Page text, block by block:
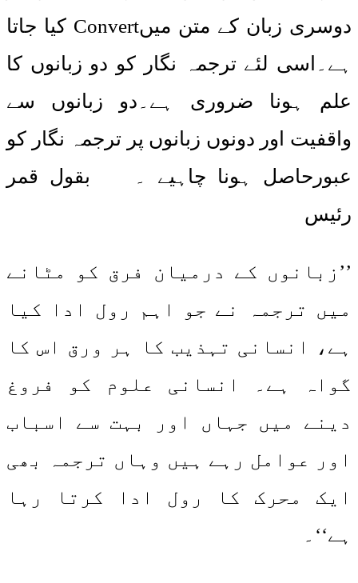
دوسری زبان کے متن میںConvert کیا جاتا
ہے۔اسی لئے ترجمہ نگار کو دو زبانوں کا
علم ہونا ضروری ہے۔دو زبانوں سے
واقفیت اور دونوں زبانوں پر ترجمہ نگار کو
عبورحاصل ہونا چاہیے ۔ بقول قمر
رئیس
’’زبانوں کے درمیان فرق کو مٹانے
میں ترجمہ نے جو اہم رول ادا کیا
ہے، انسانی تہذیب کا ہر ورق اس کا
گواہ ہے۔ انسانی علوم کو فروغ
دینے میں جہاں اور بہت سے اسباب
اور عوامل رہے ہیں وہاں ترجمہ بھی
ایک محرک کا رول ادا کرتا رہا
ہے‘‘۔